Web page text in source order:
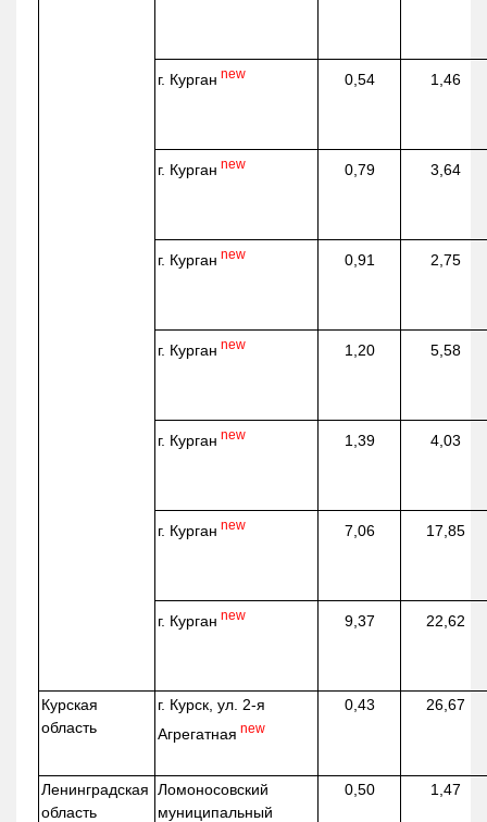
г. Курган new 0,54 1,46
г. Курган new 0,79 3,64
г. Курган new 0,91 2,75
г. Курган new 1,20 5,58
г. Курган new 1,39 4,03
г. Курган new 7,06 17,85
г. Курган new 9,37 22,62
Курская
область
г. Курск, ул. 2-я
Агрегатная new
0,43 26,67
Ленинградская
область
Ломоносовский
муниципальный
0,50 1,47